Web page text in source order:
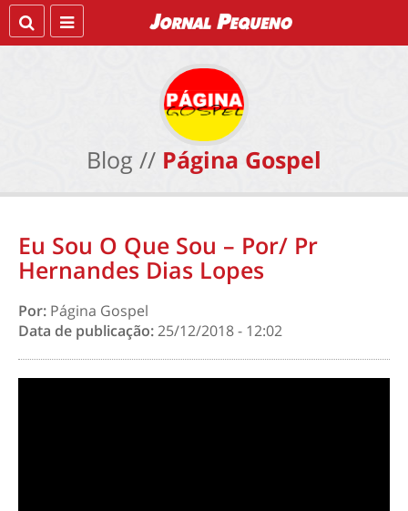
Blog // Página Gospel
Eu Sou O Que Sou – Por/ Pr
Hernandes Dias Lopes
Por: Página Gospel
Data de publicação:25/12/2018 - 12:02